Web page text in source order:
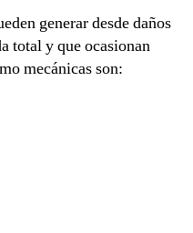
generar desde daños
total y que ocasionan
mecánicas son: